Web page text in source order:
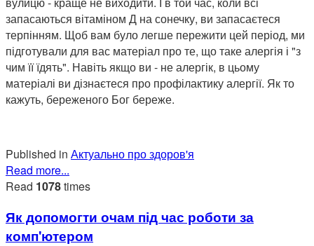
запасаються вітаміном Д на сонечку, ви запасаєтеся
терпінням. Щоб вам було легше пережити цей період, ми
підготували для вас матеріал про те, що таке алергія і "з
чим її їдять". Навіть якщо ви - не алергік, в цьому
матеріалі ви дізнаєтеся про профілактику алергії. Як то
кажуть, береженого Бог береже.
Published in Актуально про здоров'я
Read more...
Read 1078times
Як допомогти очам під час роботи за
комп'ютером